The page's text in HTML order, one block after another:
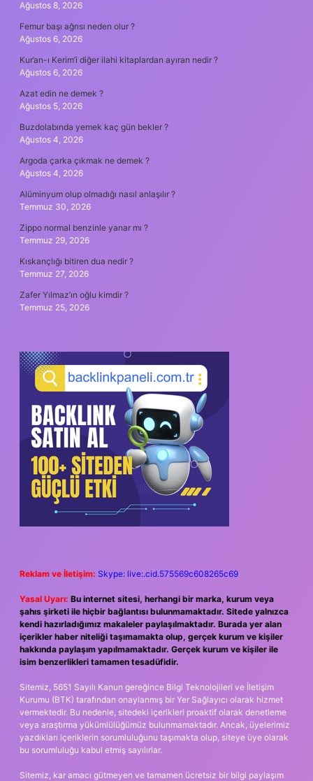
Ağustos 8, 2026
Femur başı ağrısı neden olur ?
Ağustos 6, 2026
Kur’an-ı Kerim’i diğer ilahi kitaplardan ayıran nedir ?
Ağustos 6, 2026
Azat edin ne demek ?
Ağustos 5, 2026
Buzdolabında yemek kaç gün bekler ?
Ağustos 4, 2026
Argoda çarka çıkmak ne demek ?
Ağustos 4, 2026
Alüminyum olup olmadığı nasıl anlaşılır ?
Temmuz 30, 2026
Zippo normal benzinle yanar mı ?
Temmuz 29, 2026
Kıskançlığı bitiren dua nedir ?
Temmuz 27, 2026
Zafer Yılmaz’ın oğlu kimdir ?
Temmuz 25, 2026
Reklam ve İletişim: Skype: live:.cid.575569c608265c69
Yasal Uyarı: Bu internet sitesi, herhangi bir marka, kurum veya
şahıs şirketi ile hiçbir bağlantısı bulunmamaktadır. Sitede yalnızca
kendi hazırladığımız makaleler paylaşılmaktadır. Burada yer alan
içerikler haber niteliği taşımamakta olup, gerçek kurum ve kişiler
hakkında paylaşım yapılmamaktadır. Gerçek kurum ve kişiler ile
isim benzerlikleri tamamen tesadüfidir.
Sitemiz, 5651 Sayılı Kanun gereğince Bilgi Teknolojileri ve İletişim
Kurumu (BTK) tarafından onaylanmış bir Yer Sağlayıcı olarak hizmet
vermektedir. Bu nedenle, sitedeki içerikleri proaktif olarak denetleme
veya araştırma yükümlülüğümüz bulunmamaktadır. Ancak, üyelerimiz
yazdıkları içeriklerin sorumluluğunu taşımakta olup, siteye üye olarak
bu sorumluluğu kabul etmiş sayılırlar.
Sitemiz, kar amacı gütmeyen ve tamamen ücretsiz bir bilgi paylaşım